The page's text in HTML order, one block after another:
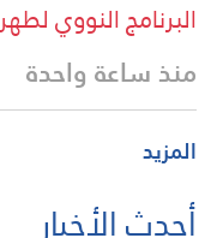
البرنامج النووي
منذ ساعة واحدة
المزيد
أحدث الأخبار